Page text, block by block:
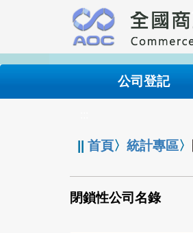
要
內
公司登記
||首頁〉統計專區〉
閉鎖性公司名錄